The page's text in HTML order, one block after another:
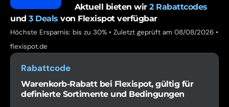
Aktuell bieten wir 2Rabattcodes
und 3Deals von Flexispot verfügbar
Höchste Ersparnis: bis zu 30% • Zuletzt geprüft am 08/08/2026 •
flexispot.de
Rabattcode
Warenkorb-Rabatt bei Flexispot, gültig für
definierte Sortimente und Bedingungen